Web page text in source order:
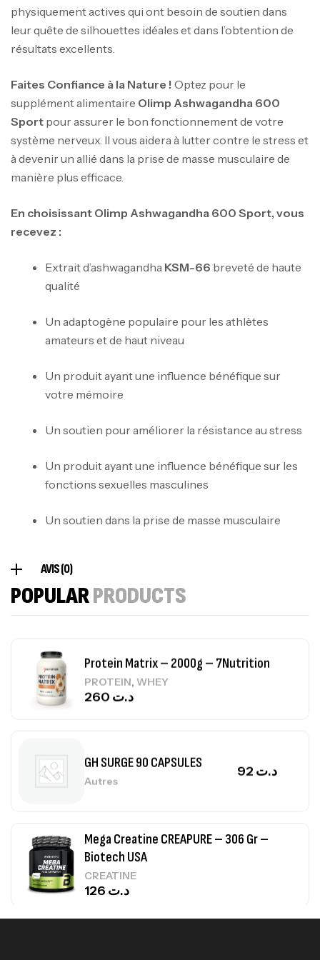
physiquement actives qui ont besoin de soutien dans
leur quête de silhouettes idéales et dans l’obtention de
résultats excellents.
Faites Confiance à la Nature ! Optez pour le
supplément alimentaire Olimp Ashwagandha 600
Sport pour assurer le bon fonctionnement de votre
système nerveux. Il vous aidera à lutter contre le stress et
à devenir un allié dans la prise de masse musculaire de
manière plus efficace.
En choisissant Olimp Ashwagandha 600 Sport, vous
recevez :
Extrait d’ashwagandha KSM-66 breveté de haute
qualité
Un adaptogène populaire pour les athlètes
amateurs et de haut niveau
Un produit ayant une influence bénéfique sur
votre mémoire
Un soutien pour améliorer la résistance au stress
Un produit ayant une influence bénéfique sur les
fonctions sexuelles masculines
Un soutien dans la prise de masse musculaire
AVIS (0)
POPULARPRODUCTS
CREATINE
د.ت
100% Pure Whey – 2,27kg – BIOTECHUSA
Omega 3 – 100 Gélules – Scitec Nutrition
CREATINE
Protein Matrix – 2000g – 7Nutrition
PROTEIN, WHEY
د.ت
GH SURGE 90 CAPSULES
Autres
د.ت
Mega Creatine CREAPURE – 306 Gr –
Biotech USA
CREATINE
د.ت